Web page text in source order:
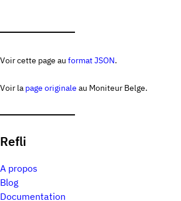
Voir cette page au format JSON.
Voir la page originale au Moniteur Belge.
Refli
A propos
Blog
Documentation